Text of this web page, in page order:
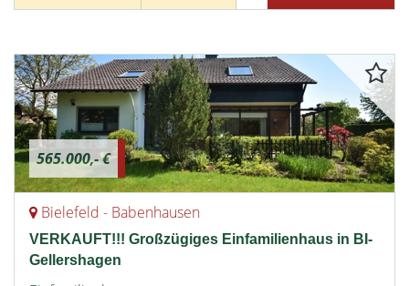
565.000,- €
Bielefeld - Babenhausen
VERKAUFT!!! Großzügiges Einfamilienhaus in BI-
Gellershagen